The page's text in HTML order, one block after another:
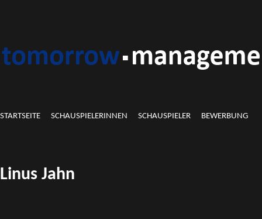
STARTSEITE SCHAUSPIELERINNEN SCHAUSPIELER BEWERBUNG
Linus Jahn